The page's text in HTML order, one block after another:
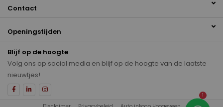
Contact
Openingstijden
Blijf op de hoogte
Volg ons op social media en blijf op de hoogte van de laatste
nieuwtjes!
1